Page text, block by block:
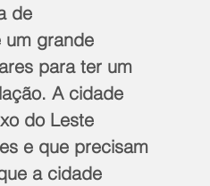
de
um grande
para ter um
A cidade
do Leste
e que precisam
a cidade